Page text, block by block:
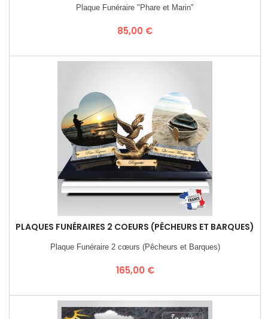
Plaque Funéraire "Phare et Marin"
Prix
85,00 €
PLAQUES FUNÉRAIRES 2 COEURS (PÊCHEURS ET BARQUES)
Plaque Funéraire 2 cœurs (Pêcheurs et Barques)
Prix
165,00 €